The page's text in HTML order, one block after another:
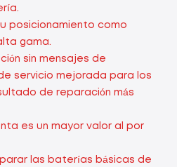
posicionamiento como
gama.
sin mensajes de
servicio mejorada para los
de reparación más
es un mayor valor al por
las baterías básicas de